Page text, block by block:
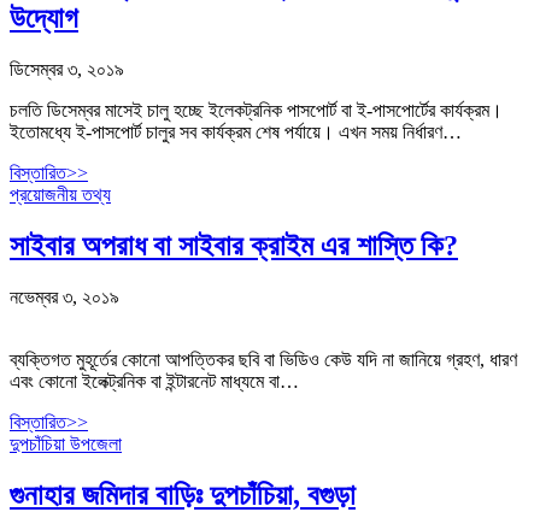
উদ্যোগ
ডিসেম্বর ৩, ২০১৯
চলতি ডিসেম্বর মাসেই চালু হচ্ছে ইলেকট্রনিক পাসপোর্ট বা ই-পাসপোর্টের কার্যক্রম।
ইতোমধ্যে ই-পাসপোর্ট চালুর সব কার্যক্রম শেষ পর্যায়ে। এখন সময় নির্ধারণ…
বিস্তারিত>>
প্রয়োজনীয় তথ্য
সাইবার অপরাধ বা সাইবার ক্রাইম এর শাস্তি কি?
নভেম্বর ৩, ২০১৯
ব্যক্তিগত মুহূর্তের কোনো আপত্তিকর ছবি বা ভিডিও কেউ যদি না জানিয়ে গ্রহণ, ধারণ
এবং কোনো ইলেক্ট্রনিক বা ইন্টারনেট মাধ্যমে বা…
বিস্তারিত>>
দুপচাঁচিয়া উপজেলা
গুনাহার জমিদার বাড়িঃ দুপচাঁচিয়া, বগুড়া